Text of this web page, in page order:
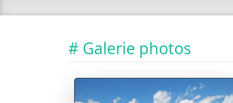
# Galerie photos